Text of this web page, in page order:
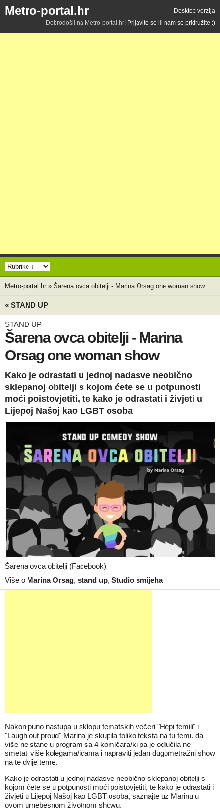
Metro-portal.hr
Desktop verzija
Dobrodošli na Metro-portal.hr! Prijavite se ili nam se pridružite :)
Metro-portal.hr » Šarena ovca obitelji - Marina Orsag one woman show
« STAND UP
STAND UP
Šarena ovca obitelji - Marina
Orsag one woman show
Kako je odrastati u jednoj nadasve neobično
sklepanoj obitelji s kojom ćete se u potpunosti
moći poistovjetiti, te kako je odrastati i živjeti u
Lijepoj Našoj kao LGBT osoba
Šarena ovca obitelji (Facebook)
Više o Marina Orsag, stand up, Studio smijeha
Nakon puno nastupa u sklopu tematskih večeri "Hepi femili" i
"Laugh out proud" Marina je skupila toliko teksta na tu temu da
više ne stane u program sa 4 komičara/ki pa je odlučila ne
smetati više kolegama/icama i napraviti jedan dugometražni show
na te dvije teme.
Kako je odrastati u jednoj nadasve neobično sklepanoj obitelji s
kojom ćete se u potpunosti moći poistovjetiti, te kako je odrastati i
živjeti u Lijepoj Našoj kao LGBT osoba, saznajte uz Marinu u
ovom urnebesnom životnom showu.